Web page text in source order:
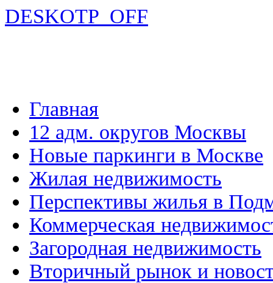
DESKOTP_OFF
Главная
12 адм. округов Москвы
Новые паркинги в Москве
Жилая недвижимость
Перспективы жилья в
Коммерческая
Загородная недвижимость
Вторичный рынок и